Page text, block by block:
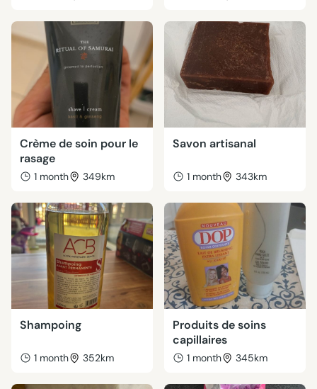
Crème de soin pour le
rasage
1 month 349km
Savon artisanal
1 month 343km
Shampoing
1 month 352km
Produits de soins
capillaires
1 month 345km